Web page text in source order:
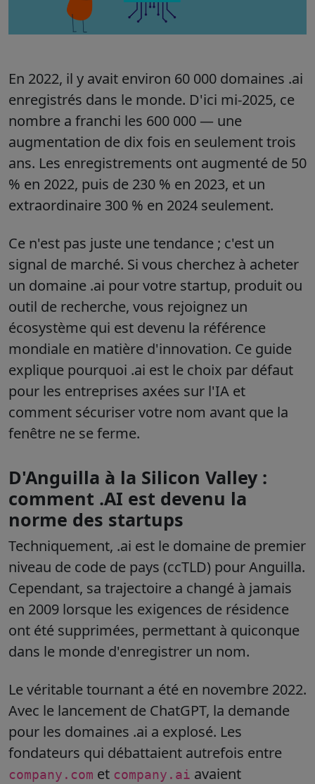
En 2022, il y avait environ 60 000 domaines .ai
enregistrés dans le monde. D'ici mi-2025, ce
nombre a franchi les 600 000 — une
augmentation de dix fois en seulement trois
ans. Les enregistrements ont augmenté de 50
% en 2022, puis de 230 % en 2023, et un
extraordinaire 300 % en 2024 seulement.
Ce n'est pas juste une tendance ; c'est un
signal de marché. Si vous cherchez à acheter
un domaine .ai pour votre startup, produit ou
outil de recherche, vous rejoignez un
écosystème qui est devenu la référence
mondiale en matière d'innovation. Ce guide
explique pourquoi .ai est le choix par défaut
pour les entreprises axées sur l'IA et
comment sécuriser votre nom avant que la
fenêtre ne se ferme.
D'Anguilla à la Silicon Valley :
comment .AI est devenu la
norme des startups
Techniquement, .ai est le domaine de premier
niveau de code de pays (ccTLD) pour Anguilla.
Cependant, sa trajectoire a changé à jamais
en 2009 lorsque les exigences de résidence
ont été supprimées, permettant à quiconque
dans le monde d'enregistrer un nom.
Le véritable tournant a été en novembre 2022.
Avec le lancement de ChatGPT, la demande
pour les domaines .ai a explosé. Les
fondateurs qui débattaient autrefois entre
company.com et company.ai avaient